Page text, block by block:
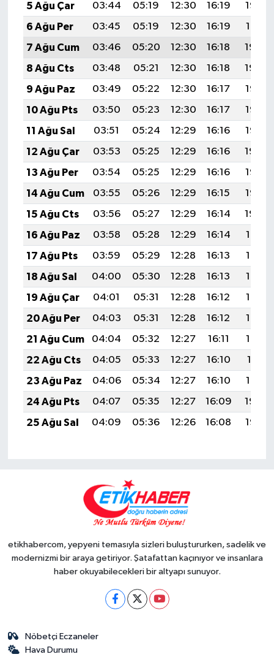
5 Ağu Çar
03:44 05:19 12:30 16:19
19:32
6 Ağu Per
03:45 05:19 12:30 16:19
19:31
7 Ağu Cum
03:46 05:20 12:30 16:18
19:30
8 Ağu Cts
03:48 05:21 12:30 16:18
19:29
9 Ağu Paz
03:49 05:22 12:30 16:17
19:28
10 Ağu Pts
03:50 05:23 12:30 16:17
19:26
11 Ağu Sal
03:51 05:24 12:29 16:16
19:25
12 Ağu Çar
03:53 05:25 12:29 16:16
19:24
13 Ağu Per
03:54 05:25 12:29 16:16
19:23
14 Ağu Cum
03:55 05:26 12:29 16:15
19:22
15 Ağu Cts
03:56 05:27 12:29 16:14
19:20
16 Ağu Paz
03:58 05:28 12:29 16:14
19:19
17 Ağu Pts
03:59 05:29 12:28 16:13
19:18
18 Ağu Sal
04:00 05:30 12:28 16:13
19:17
19 Ağu Çar
04:01 05:31 12:28 16:12
19:15
20 Ağu Per
04:03 05:31 12:28 16:12
19:14
21 Ağu Cum
04:04 05:32 12:27 16:11
19:13
22 Ağu Cts
04:05 05:33 12:27 16:10
19:11
23 Ağu Paz
04:06 05:34 12:27 16:10
19:10
24 Ağu Pts
04:07 05:35 12:27 16:09
19:08
25 Ağu Sal
04:09 05:36 12:26 16:08 19:07
etikhabercom, yepyeni temasıyla sizleri buluştururken, sadelik ve
modernizmi bir araya getiriyor. Şatafattan kaçınıyor ve insanlara
haber okuyabilecekleri bir altyapı sunuyor.
Nöbetçi Eczaneler
Hava Durumu